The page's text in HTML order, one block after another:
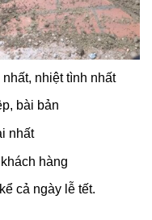
nhiệt tình nhất
bài bản
nhất
hàng
cả ngày lễ tết.